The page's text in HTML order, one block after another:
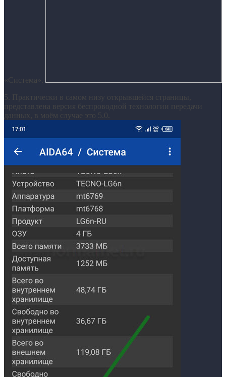
«Система».
5. Практически в самом низу открывшейся страницы,
представлена версия беспроводной технологии передачи
данных, в моём случае это 5.0.